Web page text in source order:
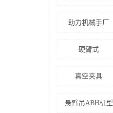
助力机械手厂
硬臂式
真空夹具
悬臂吊ABH机型